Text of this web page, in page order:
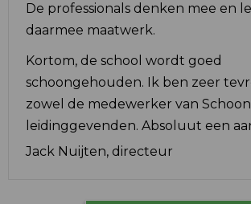
De professionals denken mee en
daarmee maatwerk.
Kortom, de school wordt goed
schoongehouden. Ik ben zeer
zowel de medewerker van
leidinggevenden. Absoluut een
Jack Nuijten, directeur